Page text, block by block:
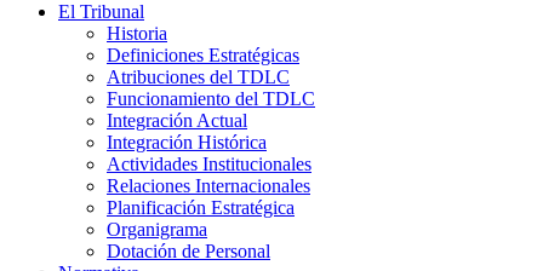
El Tribunal
Historia
Definiciones Estratégicas
Atribuciones del TDLC
Funcionamiento del TDLC
Integración Actual
Integración Histórica
Actividades Institucionales
Relaciones Internacionales
Planificación Estratégica
Organigrama
Dotación de Personal